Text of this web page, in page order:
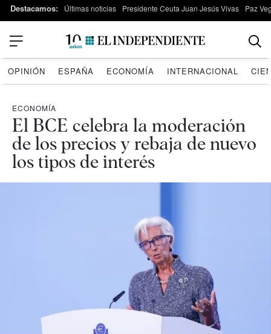
Destacamos: Últimas noticias Presidente Ceuta Juan Jesús Vivas Paz
OPINIÓN ESPAÑA ECONOMÍA INTERNACIONAL
ECONOMÍA
El BCE celebra la moderación
de los precios y rebaja de nuevo
los tipos de interés